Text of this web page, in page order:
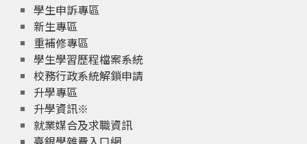
學生申訴專區
新生專區
重補修專區
學生學習歷程檔案系統
校務行政系統解鎖申請
升學專區
升學資訊※
就業媒合及求職資訊